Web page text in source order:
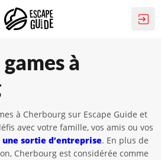
à
à Cherbourg sur Escape Guide et
avec votre famille, vos amis ou vos
une sortie d’entreprise. En plus de
Cherbourg est considérée comme